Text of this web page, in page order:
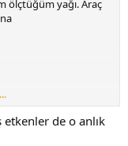
ölçtüğüm yağı. Araç
de o anlık